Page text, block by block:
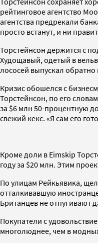
рейтинговое агентство
агентства предрекали
просто встанут, и ни
Торстейнсон держится с
Худощавый, одетый в
лососей выпускал обратно
Кризис обошелся с
Торстейнсон, по его
за $6 млн 50-процентную
свежий кекс. «Я сам его
Кроме доли в Eimskip
году за $20 млн. Этим
По улицам Рейкьявика,
отталкивавшую
Британцев не отпугивают
Покупатели с
многолюднее, чем в